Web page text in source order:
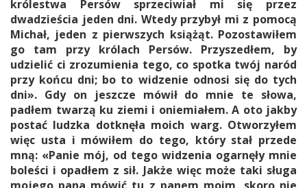
królestwa Persów sprzeciwiał mi się przez
dwadzieścia jeden dni. Wtedy przybył mi z pomocą
Michał, jeden z pierwszych książąt. Pozostawiłem
go tam przy królach Persów. Przyszedłem, by
udzielić ci zrozumienia tego, co spotka twój naród
przy końcu dni; bo to widzenie odnosi się do tych
dni». Gdy on jeszcze mówił do mnie te słowa,
padłem twarzą ku ziemi i oniemiałem. A oto jakby
postać ludzka dotknęła moich warg. Otworzyłem
więc usta i mówiłem do tego, który stał przede
mną: «Panie mój, od tego widzenia ogarnęły mnie
boleści i opadłem z sił. Jakże więc może taki sługa